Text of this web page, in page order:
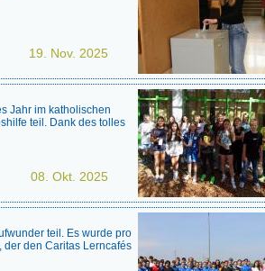
19. Nov. 2025
Jahr im katholischen
teil. Dank des tolles
08. Okt. 2025
teil. Es wurde pro
den Caritas Lerncafés